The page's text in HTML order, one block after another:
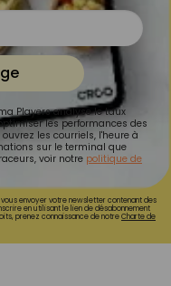
Players analyse le taux
les performances des
les courriels, l'heure à
sur le terminal que
voir notre politique de
envoyer votre newsletter contenant des
en utilisant le lien de désabonnement
prenez connaissance de notreCharte de